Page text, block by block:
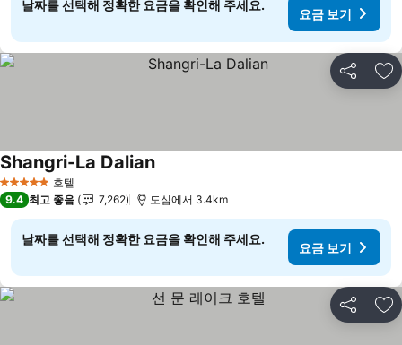
날짜를 선택해 정확한 요금을 확인해 주세요.
요금 보기
공유 즐
5 성급 호텔
Shangri-La Dalian요금 보기
9.4 최고 좋음 7,262 도심에서 3.4km
날짜를 선택해 정확한 요금을 확인해 주세요.
요금 보기
공유 즐